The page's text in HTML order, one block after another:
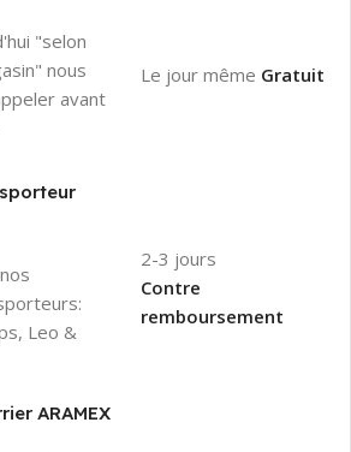
"selon
nous
avant
Le jour même Gratuit
Leo &
2-3 jours
Contre
remboursement
ARAMEX